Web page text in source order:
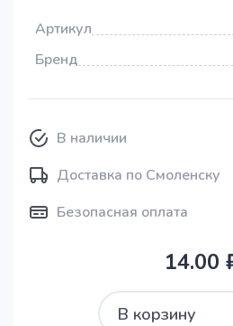
Артикул
Бренд
В наличии
Доставка по Смоленску
Безопасная оплата
14.00
В корзину